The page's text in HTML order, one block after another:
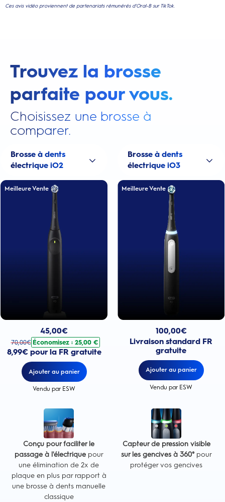
Ces avis vidéo proviennent de partenariats rémunérés d'Oral-B sur TikTok.
Trouvez la brosse
parfaite pour vous.
Choisissez une brosse à
comparer.
Brosse à dents
électrique iO2
Meilleure Vente
45,00€
70,00€ Économisez : 25,00 €
8,99€ pour la FR gratuite
Ajouter au panier
Vendu par ESW
Brosse à dents
électrique iO3
Meilleure Vente
100,00€
Livraison standard FR
gratuite
Ajouter au panier
Vendu par ESW
Conçu pour faciliter le
passage à l'électriquepour
une élimination de 2x de
plaque en plus par rapport à
une brosse à dents manuelle
classique
Capteur de pression visible
sur les gencives à 360°pour
protéger vos gencives